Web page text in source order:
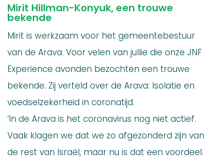
Mirit Hillman-Konyuk, een trouwe
bekende
Mirit is werkzaam voor het gemeentebestuur
van de Arava. Voor velen van jullie die onze JNF
Experience avonden bezochten een trouwe
bekende. Zij verteld over de Arava: Isolatie en
voedselzekerheid in coronatijd.
‘In de Arava is het coronavirus nog niet actief.
Vaak klagen we dat we zo afgezonderd zijn van
de rest van Israël, maar nu is dat een voordeel.